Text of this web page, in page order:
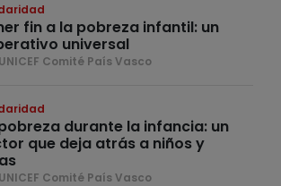
fin a la pobreza infantil: un
universal
Comité País Vasco
durante la infancia: un
que deja atrás a niños y
Comité País Vasco